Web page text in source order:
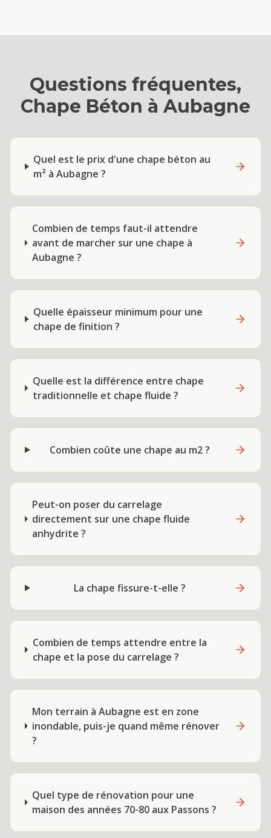
Questions fréquentes,
Chape Béton à Aubagne
Quel est le prix d'une chape béton au
m² à Aubagne ?
Combien de temps faut-il attendre
avant de marcher sur une chape à
Aubagne ?
Quelle épaisseur minimum pour une
chape de finition ?
Quelle est la différence entre chape
traditionnelle et chape fluide ?
Combien coûte une chape au m2 ?
Peut-on poser du carrelage
directement sur une chape fluide
anhydrite ?
La chape fissure-t-elle ?
Combien de temps attendre entre la
chape et la pose du carrelage ?
Mon terrain à Aubagne est en zone
inondable, puis-je quand même rénover
?
Quel type de rénovation pour une
maison des années 70-80 aux Passons ?